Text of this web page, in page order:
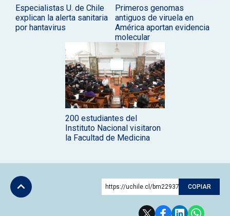
Especialistas U. de Chile
explican la alerta sanitaria
por hantavirus
Primeros genomas
antiguos de viruela en
América aportan evidencia
molecular
200 estudiantes del
Instituto Nacional visitaron
la Facultad de Medicina
https://uchile.cl/bm229378 COPIAR